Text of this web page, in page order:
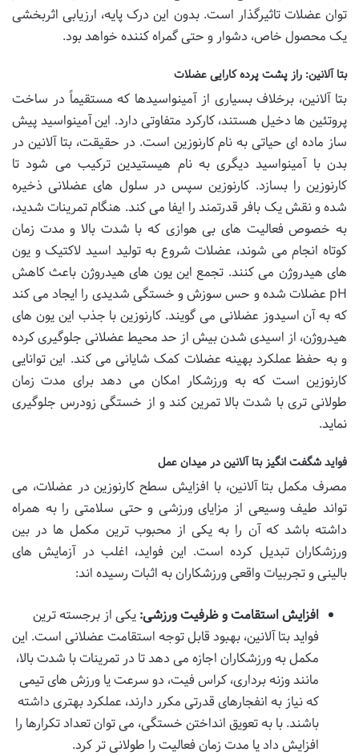
توان عضلات تاثیرگذار است. بدون این درک پایه، ارزیابی اثربخشی
یک محصول خاص، دشوار و حتی گمراه کننده خواهد بود.
بتا آلانین: راز پشت پرده کارایی عضلات
بتا آلانین، برخلاف بسیاری از آمینواسیدها که مستقیماً در ساخت
پروتئین ها دخیل هستند، کارکرد متفاوتی دارد. این آمینواسید پیش
ساز ماده ای حیاتی به نام کارنوزین است. در حقیقت، بتا آلانین در
بدن با آمینواسید دیگری به نام هیستیدین ترکیب می شود تا
کارنوزین را بسازد. کارنوزین سپس در سلول های عضلانی ذخیره
شده و نقش یک بافر قدرتمند را ایفا می کند. هنگام تمرینات شدید،
به خصوص فعالیت های بی هوازی که با شدت بالا و مدت زمان
کوتاه انجام می شوند، عضلات شروع به تولید اسید لاکتیک و یون
های هیدروژن می کنند. تجمع این یون های هیدروژن باعث کاهش
pH عضلات شده و حس سوزش و خستگی شدیدی را ایجاد می کند
که به آن اسیدوز عضلانی می گویند. کارنوزین با جذب این یون های
هیدروژن، از اسیدی شدن بیش از حد محیط عضلانی جلوگیری کرده
و به حفظ عملکرد بهینه عضلات کمک شایانی می کند. این توانایی
کارنوزین است که به ورزشکار امکان می دهد برای مدت زمان
طولانی تری با شدت بالا تمرین کند و از خستگی زودرس جلوگیری
نماید.
فواید شگفت انگیز بتا آلانین در میدان عمل
مصرف مکمل بتا آلانین، با افزایش سطح کارنوزین در عضلات، می
تواند طیف وسیعی از مزایای ورزشی و حتی سلامتی را به همراه
داشته باشد که آن را به یکی از محبوب ترین مکمل ها در بین
ورزشکاران تبدیل کرده است. این فواید، اغلب در آزمایش های
بالینی و تجربیات واقعی ورزشکاران به اثبات رسیده اند:
افزایش استقامت و ظرفیت ورزشی: یکی از برجسته ترین
فواید بتا آلانین، بهبود قابل توجه استقامت عضلانی است. این
مکمل به ورزشکاران اجازه می دهد تا در تمرینات با شدت بالا،
مانند وزنه برداری، کراس فیت، دو سرعت یا ورزش های تیمی
که نیاز به انفجارهای قدرتی مکرر دارند، عملکرد بهتری داشته
باشند. با به تعویق انداختن خستگی، می توان تعداد تکرارها را
افزایش داد یا مدت زمان فعالیت را طولانی تر کرد.